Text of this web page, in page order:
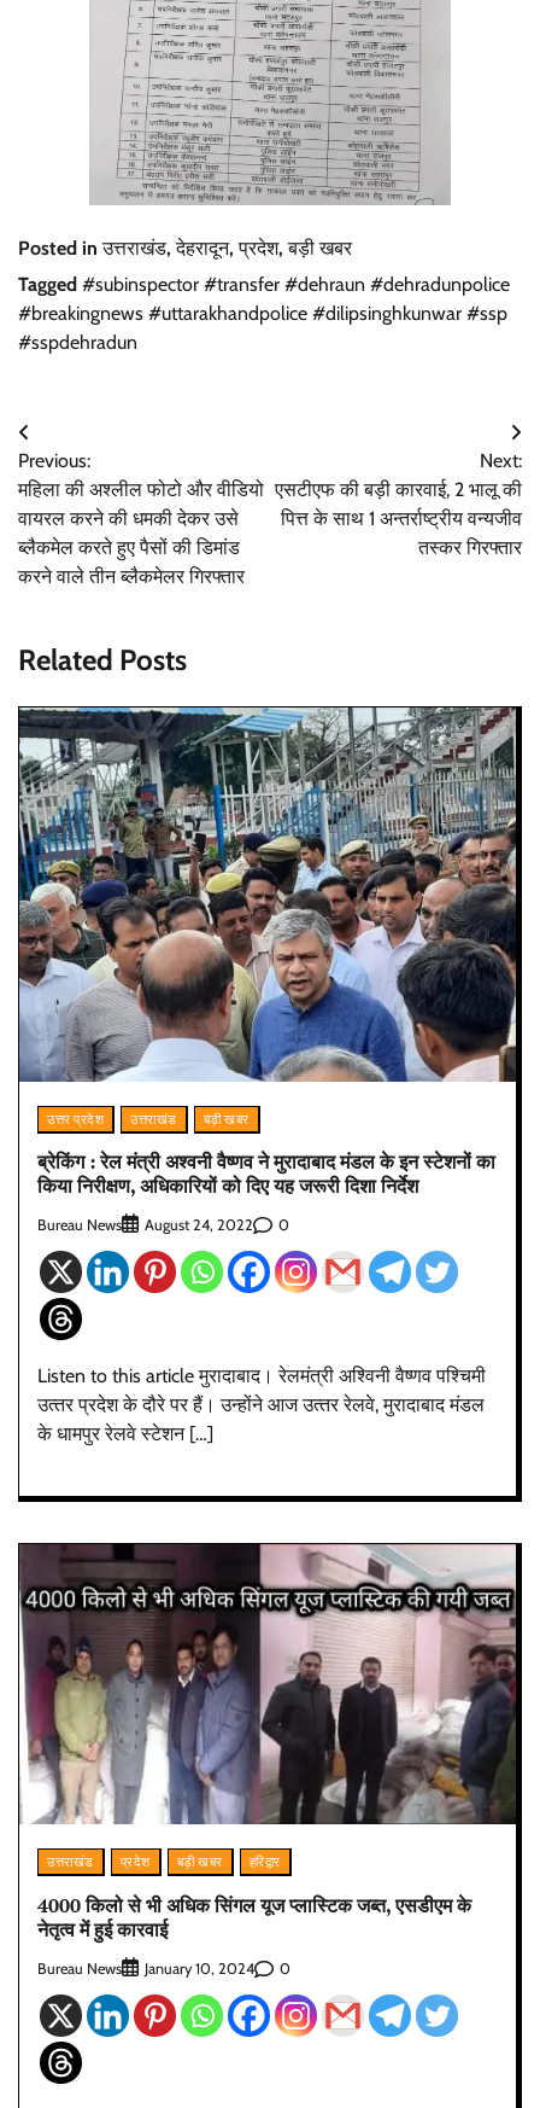
Posted inउत्तराखंड,देहरादून,प्रदेश,बड़ी खबर
Tagged #subinspector #transfer #dehraun #dehradunpolice
#breakingnews #uttarakhandpolice #dilipsinghkunwar #ssp
#sspdehradun
Post
navigation
Previous:
महिला की अश्लील फोटो और वीडियो
वायरल करने की धमकी देकर उसे
ब्लैकमेल करते हुए पैसों की डिमांड
करने वाले तीन ब्लैकमेलर गिरफ्तार
Next:
एसटीएफ की बड़ी कारवाई, 2 भालू की
पित्त के साथ 1 अन्तर्राष्ट्रीय वन्यजीव
तस्कर गिरफ्तार
Related Posts
उत्तर प्रदेश उत्तराखंड बड़ी खबर
ब्रेकिंग : रेल मंत्री अश्वनी वैष्णव ने मुरादाबाद मंडल के इन स्टेशनों का
किया निरीक्षण, अधिकारियों को दिए यह जरूरी दिशा निर्देश
Bureau News August 24, 2022 0
Listen to this article मुरादाबाद। रेलमंत्री अश्विनी वैष्‍णव पश्चिमी
उत्‍तर प्रदेश के दौरे पर हैं। उन्‍होंने आज उत्‍तर रेलवे, मुरादाबाद मंडल
के धामपुर रेलवे स्‍टेशन […]
उत्तराखंड प्रदेश बड़ी खबर हरिद्वार
4000 किलो से भी अधिक सिंगल यूज प्लास्टिक जब्त, एसडीएम के
नेतृत्व में हुई कारवाई
Bureau News January 10, 2024 0